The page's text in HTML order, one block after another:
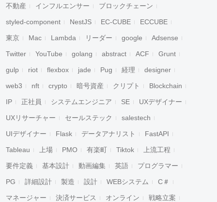
不動産 インフルエンサー ブロックチェーン
styled-component NestJS EC-CUBE ECCUBE
東京 Mac Lambda リーダー google Adsense
Twitter YouTube golang abstract ACF Grunt
gulp riot flexbox jade Pug 経理 designer
web3 nft crypto 暗号資産 クリプト Blockchain
IP 正社員 システムエンジニア SE UXデザイナー
UXリサーチャー セールステック salestech
UIデザイナー Flask データアナリスト FastAPI
Tableau 上場 PMO 有楽町 Tiktok 上流工程
要件定義 基本設計 動画編集 英語 プログラマー
PG 詳細設計 製造 設計 WEBシステム C＃
マネージャー 決済サービス オンライン 戦略立案